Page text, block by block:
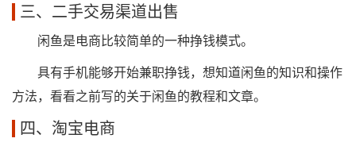
三、二手交易渠道出售
闲鱼是电商比较简单的一种挣钱模式。
具有手机能够开始兼职挣钱，想知道闲鱼的知识和操作
方法，看看之前写的关于闲鱼的教程和文章。
四、淘宝电商